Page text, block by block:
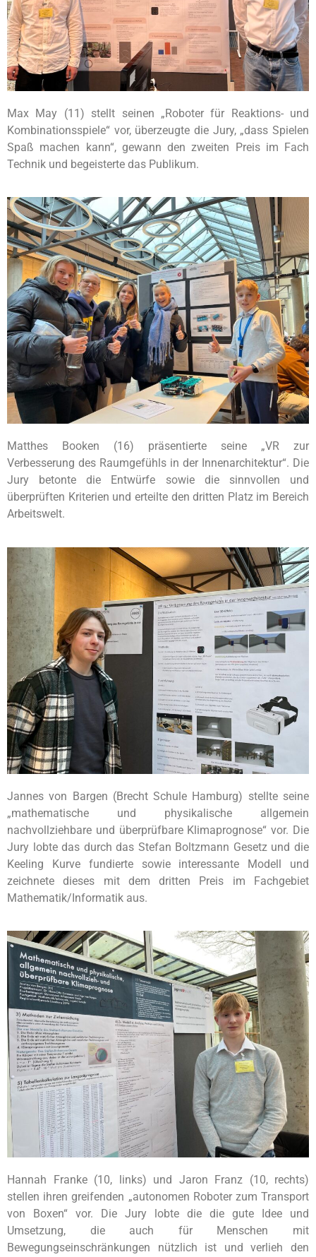
Max May (11) stellt seinen „Roboter für Reaktions- und
Kombinationsspiele“ vor, überzeugte die Jury, „dass Spielen
Spaß machen kann“, gewann den zweiten Preis im Fach
Technik und begeisterte das Publikum.
Matthes Booken (16) präsentierte seine „VR zur
Verbesserung des Raumgefühls in der Innenarchitektur“. Die
Jury betonte die Entwürfe sowie die sinnvollen und
überprüften Kriterien und erteilte den dritten Platz im Bereich
Arbeitswelt.
Jannes von Bargen (Brecht Schule Hamburg) stellte seine
„mathematische und physikalische allgemein
nachvollziehbare und überprüfbare Klimaprognose“ vor. Die
Jury lobte das durch das Stefan Boltzmann Gesetz und die
Keeling Kurve fundierte sowie interessante Modell und
zeichnete dieses mit dem dritten Preis im Fachgebiet
Mathematik/Informatik aus.
Hannah Franke (10, links) und Jaron Franz (10, rechts)
stellen ihren greifenden „autonomen Roboter zum Transport
von Boxen“ vor. Die Jury lobte die die gute Idee und
Umsetzung, die auch für Menschen mit
Bewegungseinschränkungen nützlich ist und verlieh den